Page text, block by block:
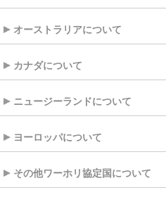
オーストラリアについて
カナダについて
ニュージーランドについて
ヨーロッパについて
その他ワーホリ協定国について